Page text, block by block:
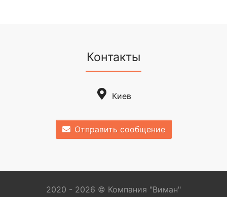
Контакты
Киев
Отправить сообщение
2020 - 2026 © Компания "Виман"